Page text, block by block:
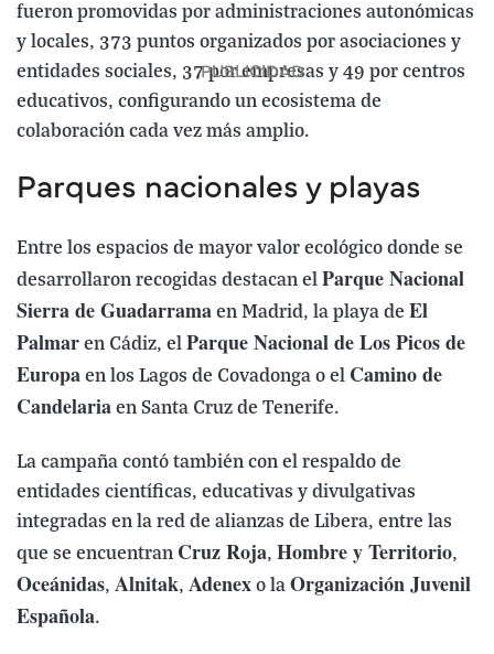
fueron promovidas por administraciones autonómicas
y locales, 373 puntos organizados por asociaciones y
entidades sociales, 37 por empresas y 49 por centros
educativos, configurando un ecosistema de
colaboración cada vez más amplio.
Parques nacionales y playas
Entre los espacios de mayor valor ecológico donde se
desarrollaron recogidas destacan el Parque Nacional
Sierra de Guadarrama en Madrid, la playa de El
Palmar en Cádiz, el Parque Nacional de Los Picos de
Europa en los Lagos de Covadonga o el Camino de
Candelaria en Santa Cruz de Tenerife.
La campaña contó también con el respaldo de
entidades científicas, educativas y divulgativas
integradas en la red de alianzas de Libera, entre las
que se encuentran Cruz Roja, Hombre y Territorio,
Oceánidas, Alnitak, Adenex o la Organización Juvenil
Española.